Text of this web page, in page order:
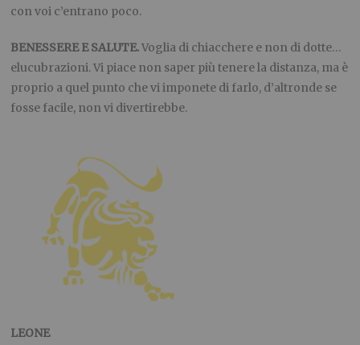
con voi c’entrano poco.
BENESSERE E SALUTE.Voglia di chiacchere e non di dotte…
elucubrazioni. Vi piace non saper più tenere la distanza, ma è
proprio a quel punto che vi imponete di farlo, d’altronde se
fosse facile, non vi divertirebbe.
LEONE